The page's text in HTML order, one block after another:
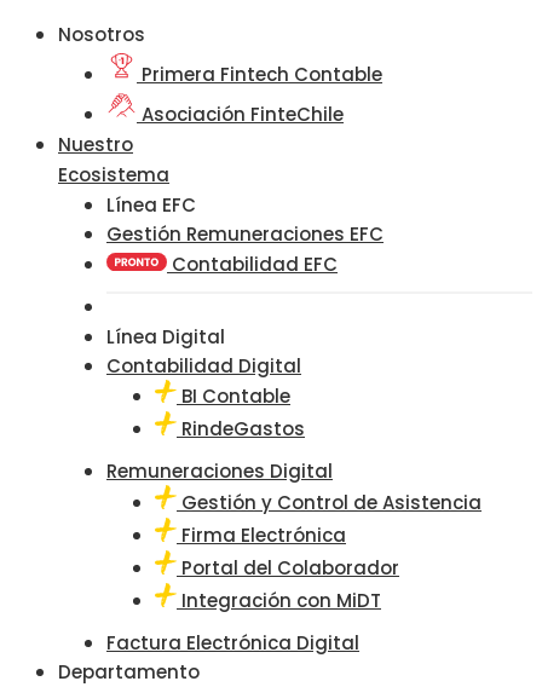
Nosotros
Primera Fintech Contable
Asociación FinteChile
Nuestro
Ecosistema
Línea EFC
Gestión Remuneraciones EFC
Contabilidad EFC
Línea Digital
Contabilidad Digital
BI Contable
RindeGastos
Remuneraciones Digital
Gestión y Control de Asistencia
Firma Electrónica
Portal del Colaborador
Integración con MiDT
Factura Electrónica Digital
Departamento